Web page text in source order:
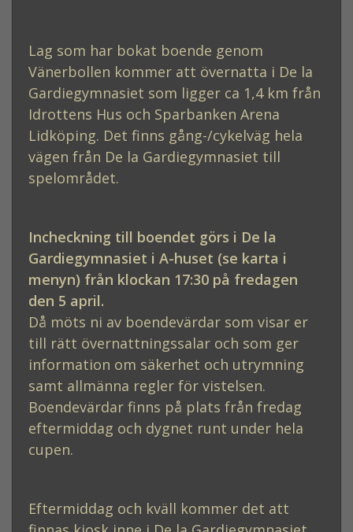
Lag som har bokat boende genom
Vänerbollen kommer att övernatta i De la
Gardiegymnasiet som ligger ca 1,4 km från
Idrottens Hus och Sparbanken Arena
Lidköping. Det finns gång-/cykelväg hela
vägen från De la Gardiegymnasiet till
spelområdet.
Incheckning till boendet görs i De la
Gardiegymnasiet i A-huset (se karta i
menyn) från klockan 17:30 på fredagen
den 5 april.
Då möts ni av boendevärdar som visar er
till rätt övernattningssalar och som ger
information om säkerhet och utrymning
samt allmänna regler för vistelsen.
Boendevärdar finns på plats från fredag
eftermiddag och dygnet runt under hela
cupen.
Eftermiddag och kväll kommer det att